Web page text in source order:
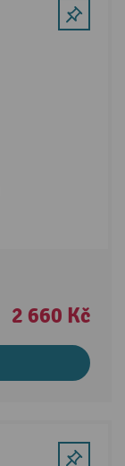
2 660 Kč